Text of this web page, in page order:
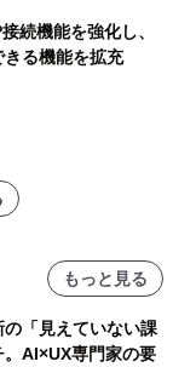
続機能を強化し、
る機能を拡充
もっと見る
「見えていない課
AI×UX専門家の要